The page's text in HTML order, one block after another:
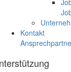
Kontakt